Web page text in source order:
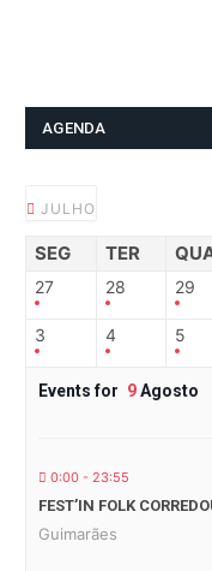
AGENDA
JULHO
SEG TER
27 28 29
3 4 5
Events for 9Agosto
0:00 - 23:55
FEST’IN FOLK
Guimarães